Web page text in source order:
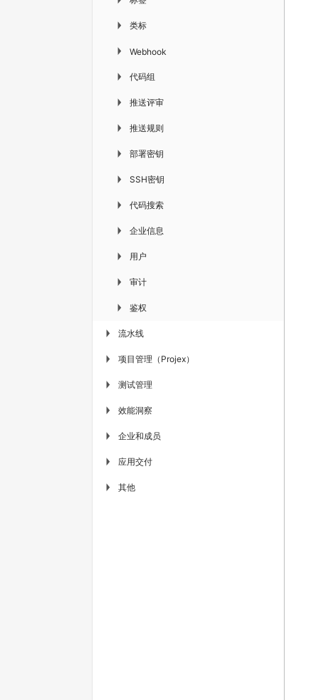
▶ 类标
▶ Webhook
▶ 代码组
▶ 推送评审
▶ 推送规则
▶ 部署密钥
▶ SSH密钥
▶ 代码搜索
▶ 企业信息
▶ 用户
▶ 审计
▶ 鉴权
▶ 流水线
▶ 项目管理（Projex）
▶ 测试管理
▶ 效能洞察
▶ 企业和成员
▶ 应用交付
▶ 其他